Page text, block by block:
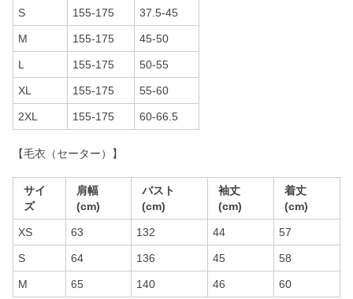
S 155-175 37.5-45
M 155-175 45-50
L 155-175 50-55
XL 155-175 55-60
2XL 155-175 60-66.5
【毛衣（セーター）】
サイ
ズ
肩幅
(cm)
バスト
(cm)
袖丈
(cm)
着丈
(cm)
XS 63 132 44 57
S 64 136 45 58
M 65 140 46 60